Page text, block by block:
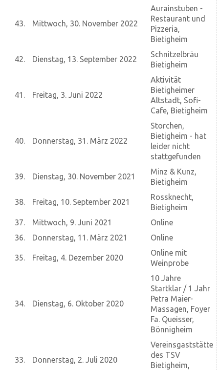
43. Mittwoch, 30. November 2022
Aurainstuben -
Restaurant und
Pizzeria,
Bietigheim
42. Dienstag, 13. September 2022
Schnitzelbräu
Bietigheim
41. Freitag, 3. Juni 2022
Aktivität
Bietigheimer
Altstadt, Sofi-
Cafe, Bietigheim
40. Donnerstag, 31. März 2022
Storchen,
Bietigheim - hat
leider nicht
stattgefunden
39. Dienstag, 30. November 2021
Minz & Kunz,
Bietigheim
38. Freitag, 10. September 2021
Rossknecht,
Bietigheim
37.
Mittwoch, 9. Juni 2021
Online
36.
Donnerstag, 11. März 2021 Online
35. Freitag, 4. Dezember 2020
Online mit
Weinprobe
34. Dienstag, 6. Oktober 2020
10 Jahre
Startklar / 1 Jahr
Petra Maier-
Massagen, Foyer
Fa. Queisser,
Bönnigheim
33. Donnerstag, 2. Juli 2020
Vereinsgaststätte
des TSV
Bietigheim,